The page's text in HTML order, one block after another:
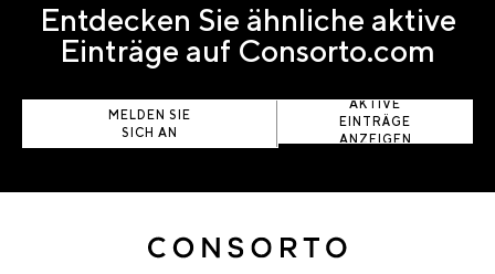
Entdecken Sie ähnliche aktive
Einträge auf Consorto.com
MELDEN SIE
SICH AN
AKTIVE
EINTRÄGE
ANZEIGEN